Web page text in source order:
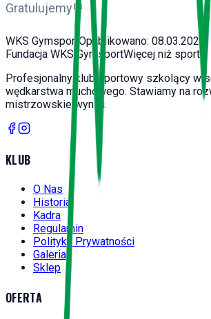
Gratulujemy!!!
WKS Gymsport Opublikowano: 08.03.2026
Fundacja WKS GymsportWięcej niż sport
Profesjonalny klub sportowy szkolący w
wędkarstwa muchowego. Stawiamy na
mistrzowskie wyniki.
KLUB
O Nas
Historia
Kadra
Regulamin
Polityka Prywatności
Galeria
Sklep
OFERTA